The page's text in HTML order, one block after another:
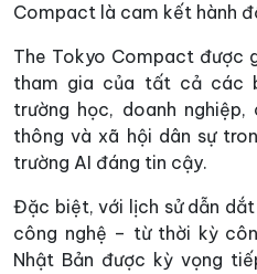
Compact là cam kết hành
The Tokyo Compact được
tham gia của tất cả các
trường học, doanh
thông và xã hội dân sự
trường AI đáng tin cậy.
Đặc biệt, với lịch sử dẫn
công nghệ – từ thời kỳ
Nhật Bản được kỳ vọng